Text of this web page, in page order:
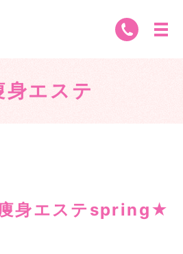
身エステ
身エステspring★